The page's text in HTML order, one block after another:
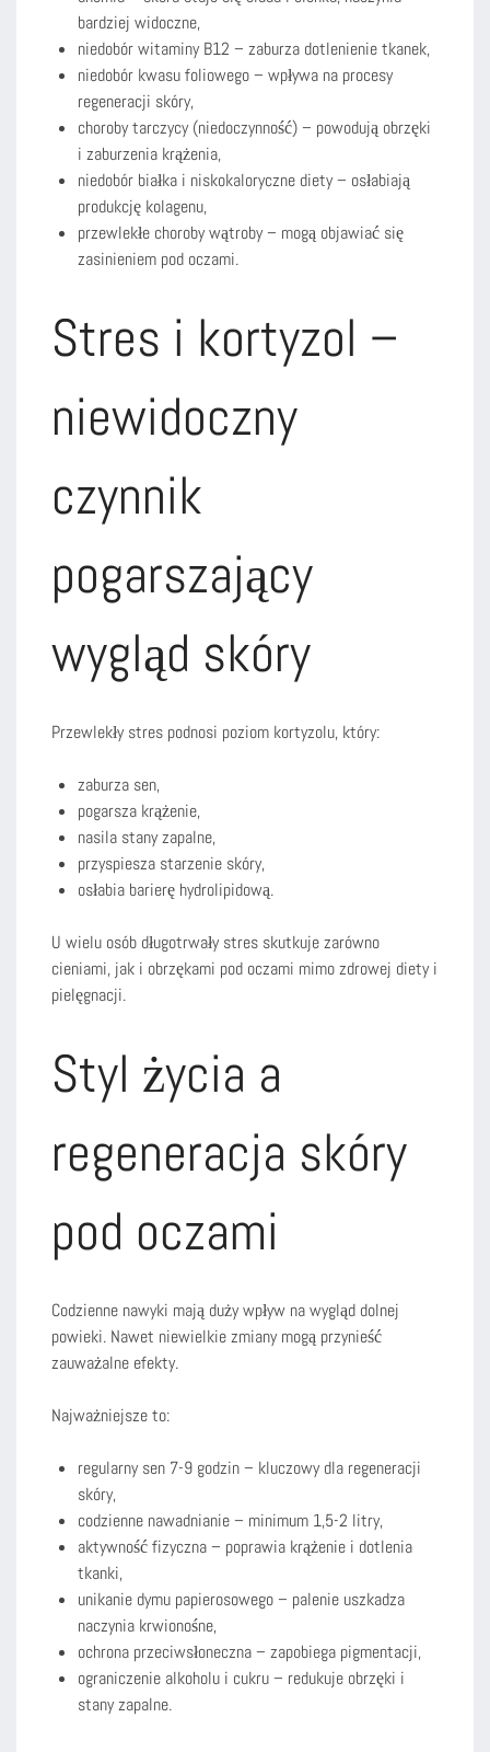
bardziej widoczne,
niedobór witaminy B12 – zaburza dotlenienie tkanek,
niedobór kwasu foliowego – wpływa na procesy
regeneracji skóry,
choroby tarczycy (niedoczynność) – powodują obrzęki
i zaburzenia krążenia,
niedobór białka i niskokaloryczne diety – osłabiają
produkcję kolagenu,
przewlekłe choroby wątroby – mogą objawiać się
zasinieniem pod oczami.
Stres i kortyzol –
niewidoczny
czynnik
pogarszający
wygląd skóry
Przewlekły stres podnosi poziom kortyzolu, który:
zaburza sen,
pogarsza krążenie,
nasila stany zapalne,
przyspiesza starzenie skóry,
osłabia barierę hydrolipidową.
U wielu osób długotrwały stres skutkuje zarówno
cieniami, jak i obrzękami pod oczami mimo zdrowej diety i
pielęgnacji.
Styl życia a
regeneracja skóry
pod oczami
Codzienne nawyki mają duży wpływ na wygląd dolnej
powieki. Nawet niewielkie zmiany mogą przynieść
zauważalne efekty.
Najważniejsze to:
regularny sen 7-9 godzin – kluczowy dla regeneracji
skóry,
codzienne nawadnianie – minimum 1,5-2 litry,
aktywność fizyczna – poprawia krążenie i dotlenia
tkanki,
unikanie dymu papierosowego – palenie uszkadza
naczynia krwionośne,
ochrona przeciwsłoneczna – zapobiega pigmentacji,
ograniczenie alkoholu i cukru – redukuje obrzęki i
stany zapalne.